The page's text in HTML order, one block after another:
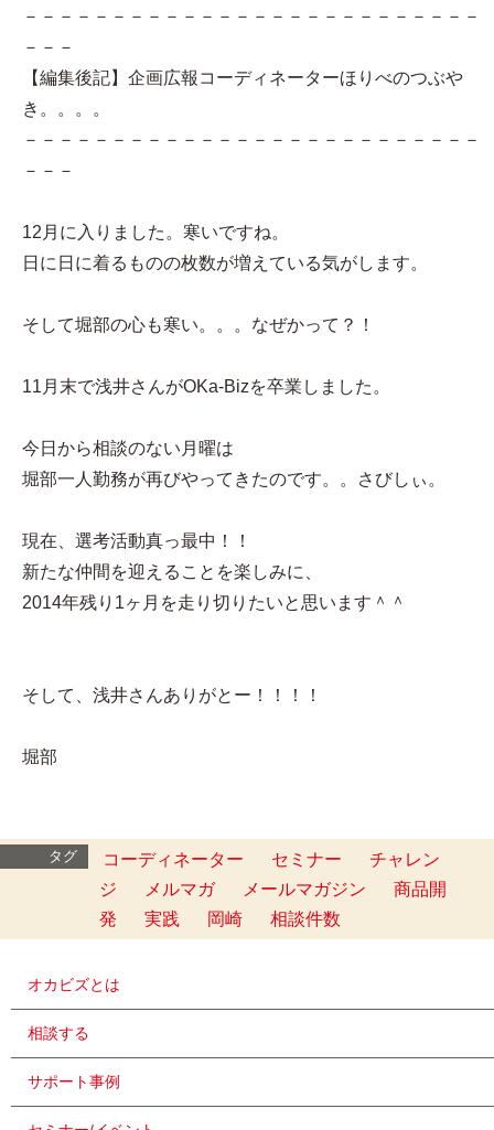
－－－－－－－－－－－－－－－－－－－－－－－－－－
－－－
【編集後記】企画広報コーディネーターほりべのつぶや
き。。。。
－－－－－－－－－－－－－－－－－－－－－－－－－－
－－－
12月に入りました。寒いですね。
日に日に着るものの枚数が増えている気がします。
そして堀部の心も寒い。。。なぜかって？！
11月末で浅井さんがOKa-Bizを卒業しました。
今日から相談のない月曜は
堀部一人勤務が再びやってきたのです。。さびしぃ。
現在、選考活動真っ最中！！
新たな仲間を迎えることを楽しみに、
2014年残り1ヶ月を走り切りたいと思います＾＾
そして、浅井さんありがとー！！！！
堀部
タグ コーディネーター セミナー
チャレン
ジ
メルマガ メールマガジン
商品開
発
実践 岡崎 相談件数
オカビズとは
相談する
サポート事例